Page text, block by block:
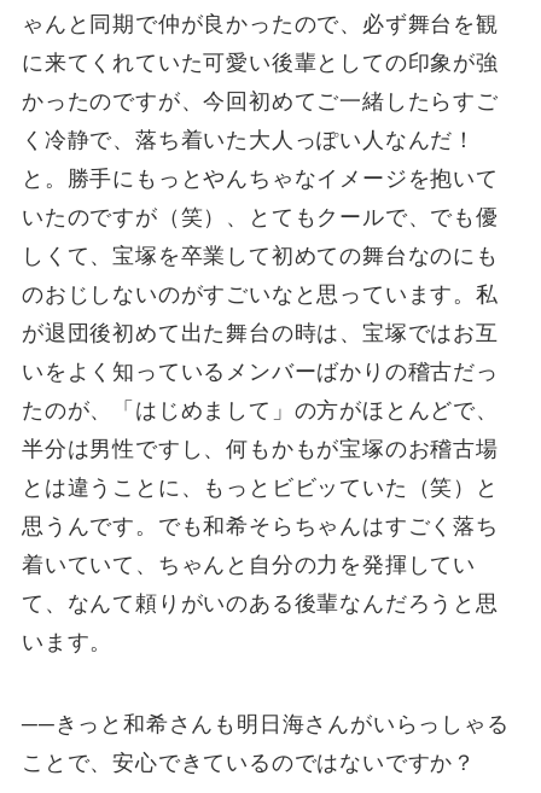
ゃんと同期で仲が良かったので、必ず舞台を観
に来てくれていた可愛い後輩としての印象が強
かったのですが、今回初めてご一緒したらすご
く冷静で、落ち着いた大人っぽい人なんだ！
と。勝手にもっとやんちゃなイメージを抱いて
いたのですが（笑）、とてもクールで、でも優
しくて、宝塚を卒業して初めての舞台なのにも
のおじしないのがすごいなと思っています。私
が退団後初めて出た舞台の時は、宝塚ではお互
いをよく知っているメンバーばかりの稽古だっ
たのが、「はじめまして」の方がほとんどで、
半分は男性ですし、何もかもが宝塚のお稽古場
とは違うことに、もっとビビッていた（笑）と
思うんです。でも和希そらちゃんはすごく落ち
着いていて、ちゃんと自分の力を発揮してい
て、なんて頼りがいのある後輩なんだろうと思
います。
──きっと和希さんも明日海さんがいらっしゃる
ことで、安心できているのではないですか？